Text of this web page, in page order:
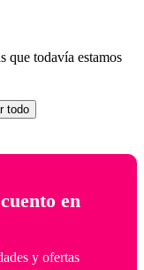
que todavía estamos
todo
en
y ofertas